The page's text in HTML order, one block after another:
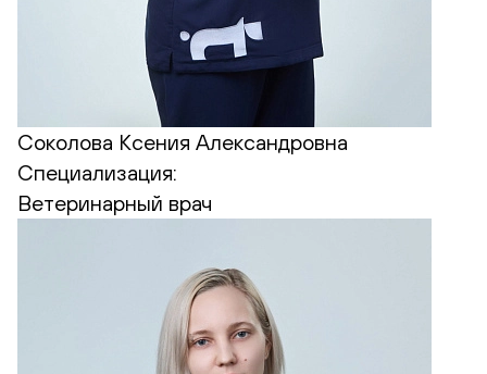
Соколова Ксения Александровна
Специализация:
Ветеринарный врач